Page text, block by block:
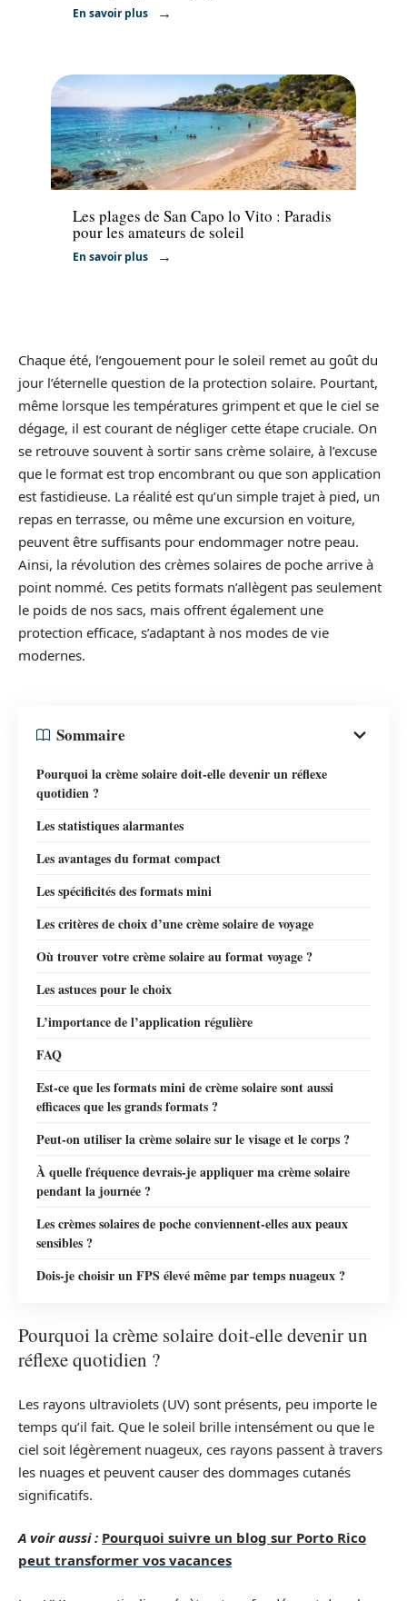
En savoir plus
Voyage
Les plages de San Capo lo Vito : Paradis
pour les amateurs de soleil
En savoir plus
Chaque été, l’engouement pour le soleil remet au goût du
jour l’éternelle question de la protection solaire. Pourtant,
même lorsque les températures grimpent et que le ciel se
dégage, il est courant de négliger cette étape cruciale. On
se retrouve souvent à sortir sans crème solaire, à l’excuse
que le format est trop encombrant ou que son application
est fastidieuse. La réalité est qu’un simple trajet à pied, un
repas en terrasse, ou même une excursion en voiture,
peuvent être suffisants pour endommager notre peau.
Ainsi, la révolution des crèmes solaires de poche arrive à
point nommé. Ces petits formats n’allègent pas seulement
le poids de nos sacs, mais offrent également une
protection efficace, s’adaptant à nos modes de vie
modernes.
Sommaire
Pourquoi la crème solaire doit-elle devenir un réflexe
quotidien ?
Les statistiques alarmantes
Les avantages du format compact
Les spécificités des formats mini
Les critères de choix d’une crème solaire de voyage
Où trouver votre crème solaire au format voyage ?
Les astuces pour le choix
L’importance de l’application régulière
FAQ
Est-ce que les formats mini de crème solaire sont aussi
efficaces que les grands formats ?
Peut-on utiliser la crème solaire sur le visage et le corps ?
À quelle fréquence devrais-je appliquer ma crème solaire
pendant la journée ?
Les crèmes solaires de poche conviennent-elles aux peaux
sensibles ?
Dois-je choisir un FPS élevé même par temps nuageux ?
Pourquoi la crème solaire doit-elle devenir un
réflexe quotidien ?
Les rayons ultraviolets (UV) sont présents, peu importe le
temps qu’il fait. Que le soleil brille intensément ou que le
ciel soit légèrement nuageux, ces rayons passent à travers
les nuages et peuvent causer des dommages cutanés
significatifs.
A voir aussi : Pourquoi suivre un blog sur Porto Rico
peut transformer vos vacances